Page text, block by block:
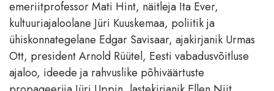
emeriitprofessor Mati Hint, näitleja Ita Ever,
kultuuriajaloolane Jüri Kuuskemaa, poliitik ja
ühiskonnategelane Edgar Savisaar, ajakirjanik Urmas
Ott, president Arnold Rüütel, Eesti vabadusvõitluse
ajaloo, ideede ja rahvuslike põhiväärtuste